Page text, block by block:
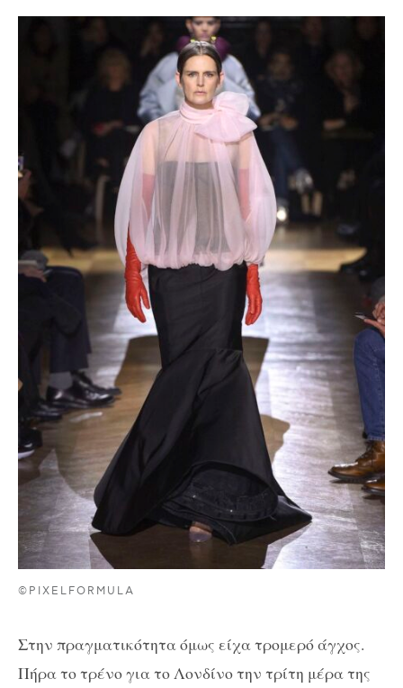
©PIXELFORMULA
Στην πραγματικότητα όμως είχα τρομερό άγχος.
Πήρα το τρένο για το Λονδίνο την τρίτη μέρα της